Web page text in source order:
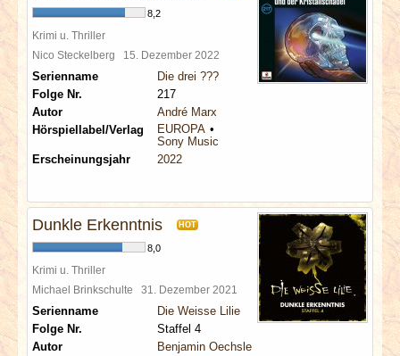
8,2
Krimi u. Thriller
Nico Steckelberg 15. Dezember 2022
Serienname
Die drei ???
Folge Nr.
217
Autor
André Marx
Hörspiellabel/Verlag
EUROPA
Sony Music
Erscheinungsjahr
2022
Dunkle Erkenntnis HOT
8,0
Krimi u. Thriller
Michael Brinkschulte 31. Dezember 2021
Serienname
Die Weisse Lilie
Folge Nr.
Staffel 4
Autor
Benjamin Oechsle